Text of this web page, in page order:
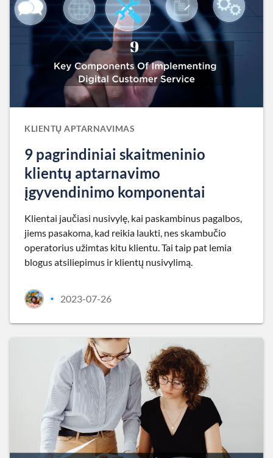
KLIENTŲ APTARNAVIMAS
9 pagrindiniai skaitmeninio
klientų aptarnavimo
įgyvendinimo komponentai
Klientai jaučiasi nusivylę, kai paskambinus pagalbos,
jiems pasakoma, kad reikia laukti, nes skambučio
operatorius užimtas kitu klientu. Tai taip pat lemia
blogus atsiliepimus ir klientų nusivylimą.
• 2023-07-26